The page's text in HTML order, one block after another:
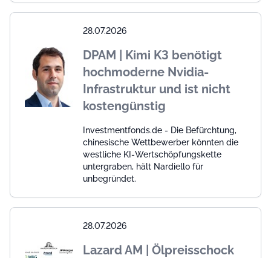
28.07.2026
DPAM | Kimi K3 benötigt
hochmoderne Nvidia-
Infrastruktur und ist nicht
kostengünstig
Investmentfonds.de - Die Befürchtung,
chinesische Wettbewerber könnten die
westliche KI-Wertschöpfungskette
untergraben, hält Nardiello für
unbegründet.
28.07.2026
Lazard AM | Ölpreisschock